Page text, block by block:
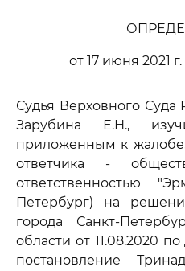
от 17 июня 2021
Судья Верховного
Зарубина Е.Н.,
приложенным к
ответчика -
ответственностью
Петербург) на
города Санкт-
области от 11.08.2020
постановление